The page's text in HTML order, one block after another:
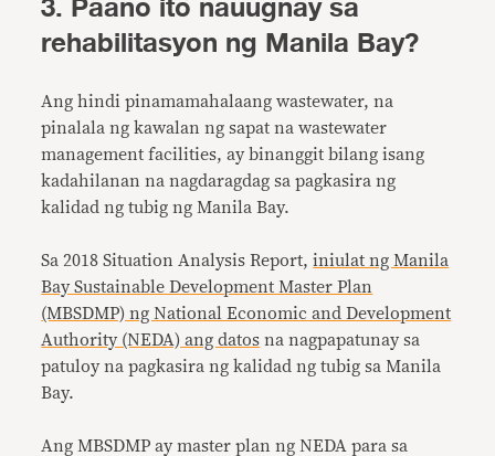
rehabilitasyon ng Manila Bay?
Ang hindi pinamamahalaang wastewater, na
pinalala ng kawalan ng sapat na wastewater
management facilities, ay binanggit bilang isang
kadahilanan na nagdaragdag sa pagkasira ng
kalidad ng tubig ng Manila Bay.
Sa 2018 Situation Analysis Report,iniulat ng Manila
Bay Sustainable Development Master Plan
(MBSDMP) ng National Economic and Development
Authority (NEDA) ang datos na nagpapatunay sa
patuloy na pagkasira ng kalidad ng tubig sa Manila
Bay.
Ang MBSDMP ay master plan ng NEDA para sa